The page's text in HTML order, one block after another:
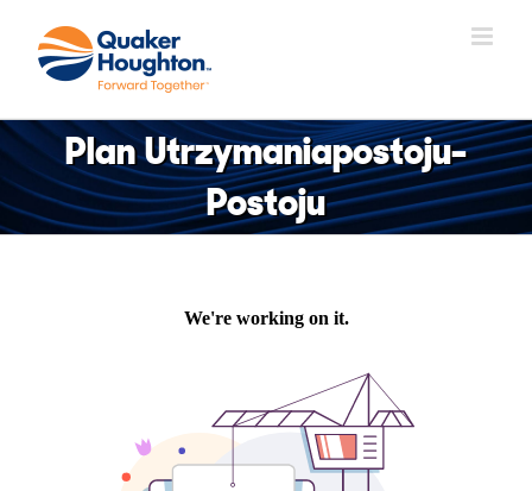
content
Plan Utrzymaniapostoju-
Postoju